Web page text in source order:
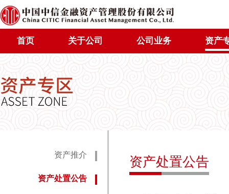
首页 关于公司 公司业务 资产
资产推介
资产处置公告
资产处置公告